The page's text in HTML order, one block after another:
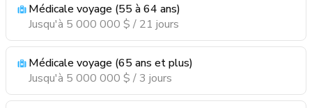
Médicale voyage (55 à 64 ans)
Jusqu'à 5 000 000 $ / 21 jours
Médicale voyage (65 ans et plus)
Jusqu'à 5 000 000 $ / 3 jours